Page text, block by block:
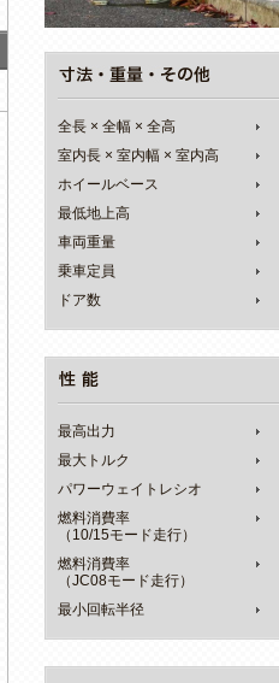
全長 × 全幅 × 全高
室内長 × 室内幅 × 室内高
ホイールベース
最低地上高
車両重量
乗車定員
ドア数
最高出力
最大トルク
パワーウェイトレシオ
燃料消費率
（10/15モード走行）
燃料消費率
（JC08モード走行）
最小回転半径